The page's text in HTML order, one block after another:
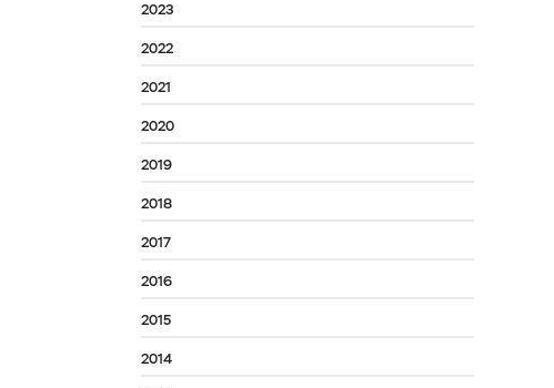
2023
2022
2021
2020
2019
2018
2017
2016
2015
2014